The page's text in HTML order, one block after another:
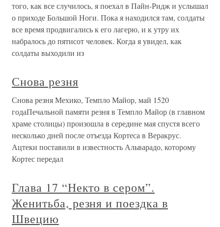
того, как все случилось, я поехал в Пайн-Ридж и услышал
о приходе Большой Ноги. Пока я находился там, солдаты
все время продвигались к его лагерю, и к утру их
набралось до пятисот человек. Когда я увидел, как
солдаты выходили из
Снова резня
Снова резня Мехико, Темпло Майор, май 1520
годаПечальной памяти резня в Темпло Майор (в главном
храме столицы) произошла в середине мая спустя всего
несколько дней после отъезда Кортеса в Веракрус.
Ацтеки поставили в известность Альварадо, которому
Кортес передал
Глава 17 “Некто в сером”.
Женитьба, резня и поездка в
Швецию